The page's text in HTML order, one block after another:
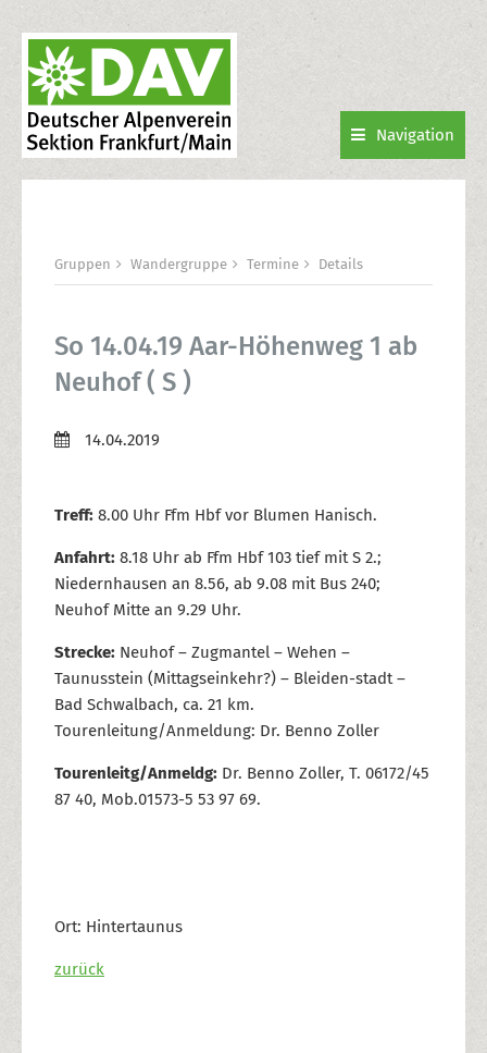
Navigation
Gruppen Wandergruppe Termine Details
So 14.04.19 Aar-Höhenweg 1 ab
Neuhof ( S )
14.04.2019
Treff: 8.00 Uhr Ffm Hbf vor Blumen Hanisch.
Anfahrt: 8.18 Uhr ab Ffm Hbf 103 tief mit S 2.;
Niedernhausen an 8.56, ab 9.08 mit Bus 240;
Neuhof Mitte an 9.29 Uhr.
Strecke: Neuhof – Zugmantel – Wehen –
Taunusstein (Mittagseinkehr?) – Bleiden-stadt –
Bad Schwalbach, ca. 21 km.
Tourenleitung/Anmeldung: Dr. Benno Zoller
Tourenleitg/Anmeldg: Dr. Benno Zoller, T. 06172/45
87 40, Mob.01573-5 53 97 69.
Ort: Hintertaunus
zurück